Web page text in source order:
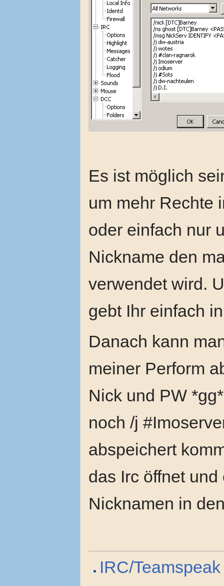
Es ist möglich
um mehr Rechte
oder einfach nur
Nickname den
verwendet wird.
gebt Ihr einfach
Danach kann
meiner Perform
Nick und PW
noch /j
abspeichert
das Irc öffnet
Nicknamen in
IRC/